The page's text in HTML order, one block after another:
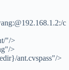
c
"/>
>
ant.cvspass"/>